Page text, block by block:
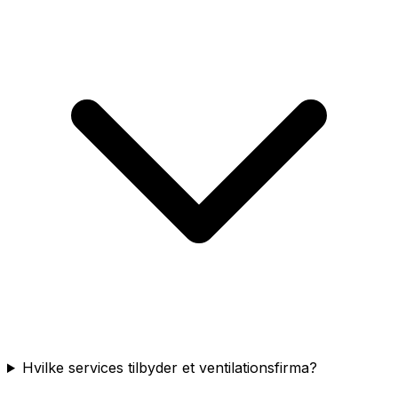
Hvilke services tilbyder et ventilationsfirma?